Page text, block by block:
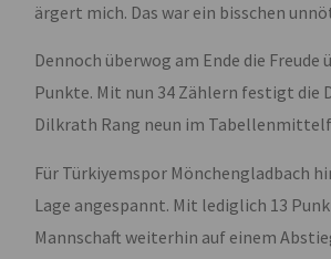
ärgert mich. Das war ein bisschen
Dennoch überwog am Ende die Freude
Punkte. Mit nun 34 Zählern festigt die
Dilkrath Rang neun im
Für Türkiyemspor Mönchengladbach
Lage angespannt. Mit lediglich 13
Mannschaft weiterhin auf einem